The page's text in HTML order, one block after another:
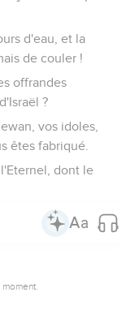
d'eau, et la
de couler !
offrandes
?
vos idoles,
êtes fabriqué.
dont le